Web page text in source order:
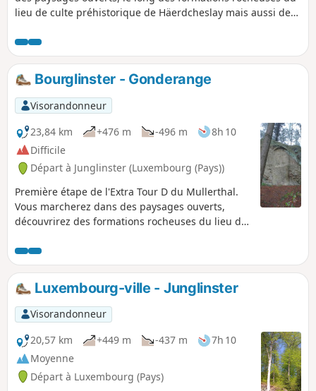
lieu de culte préhistorique de Häerdcheslay mais aussi de
forestiers notamment au «Gatter», la forêt privée de 500ha
de la famille grand-ducale accessible au public depuis
2009. Cet ExtraTour relie la région du Mullerthal au
Grünewald, une forêt près de la capitale.
Bourglinster - Gonderange
Visorandonneur
23,84 km
+476 m -496 m
8h 10
Difficile
Départ à Junglinster (Luxembourg (Pays))
Première étape de l'Extra Tour D du Mullerthal.
Vous marcherez dans des paysages ouverts,
découvrirez des formations rocheuses du lieu de
Eisenherstellung (emplacement d'anciens hauts
fourneaux) et foulerez des chemins forestiers.
Luxembourg-ville - Junglinster
Visorandonneur
20,57 km
+449 m -437 m
7h 10
Moyenne
Départ à Luxembourg (Pays)